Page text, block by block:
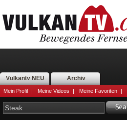
Vulkantv NEU Archiv
Mein Profil | Meine Videos | Meine Favoriten |